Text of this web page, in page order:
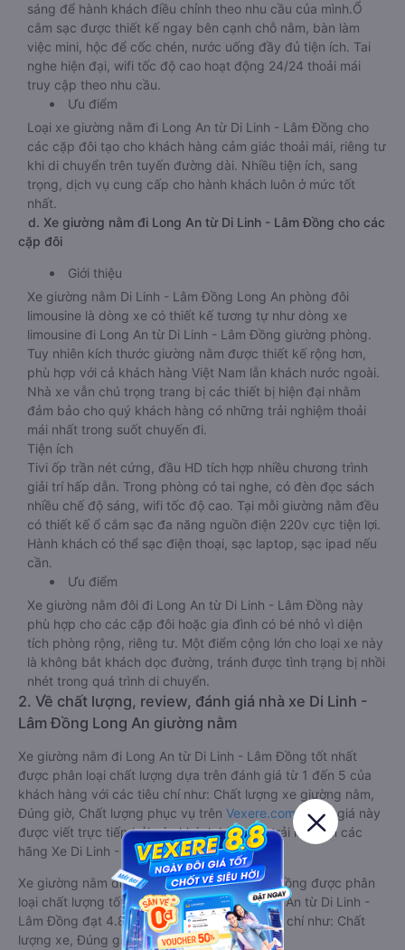
sáng để hành khách điều chỉnh theo nhu cầu của mình.Ổ
cắm sạc được thiết kế ngay bên cạnh chỗ nằm, bàn làm
việc mini, hộc để cốc chén, nước uống đầy đủ tiện ích. Tai
nghe hiện đại, wifi tốc độ cao hoạt động 24/24 thoải mái
truy cập theo nhu cầu.
Ưu điểm
Loại xe giường nằm đi Long An từ Di Linh - Lâm Đồng cho
các cặp đôi tạo cho khách hàng cảm giác thoải mái, riêng tư
khi di chuyển trên tuyến đường dài. Nhiều tiện ích, sang
trọng, dịch vụ cung cấp cho hành khách luôn ở mức tốt
nhất.
d. Xe giường nằm đi Long An từ Di Linh - Lâm Đồng cho các
cặp đôi
Giới thiệu
Xe giường nằm Di Linh - Lâm Đồng Long An phòng đôi
limousine là dòng xe có thiết kế tương tự như dòng xe
limousine đi Long An từ Di Linh - Lâm Đồng giường phòng.
Tuy nhiên kích thước giường nằm được thiết kế rộng hơn,
phù hợp với cả khách hàng Việt Nam lẫn khách nước ngoài.
Nhà xe vẫn chú trọng trang bị các thiết bị hiện đại nhằm
đảm bảo cho quý khách hàng có những trải nghiệm thoải
mái nhất trong suốt chuyến đi.
Tiện ích
Tivi ốp trần nét cứng, đầu HD tích hợp nhiều chương trình
giải trí hấp dẫn. Trong phòng có tai nghe, có đèn đọc sách
nhiều chế độ sáng, wifi tốc độ cao. Tại mỗi giường nằm đều
có thiết kế ổ cắm sạc đa năng nguồn điện 220v cực tiện lợi.
Hành khách có thể sạc điện thoại, sạc laptop, sạc ipad nếu
cần.
Ưu điểm
Xe giường nằm đôi đi Long An từ Di Linh - Lâm Đồng này
phù hợp cho các cặp đôi hoặc gia đình có bé nhỏ vì diện
tích phòng rộng, riêng tư. Một điểm cộng lớn cho loại xe này
là không bắt khách dọc đường, tránh được tình trạng bị nhồi
nhét trong quá trình di chuyển.
2. Về chất lượng, review, đánh giá nhà xe Di Linh -
Lâm Đồng Long An giường nằm
Xe giường nằm đi Long An từ Di Linh - Lâm Đồng tốt nhất
được phân loại chất lượng dựa trên đánh giá từ 1 đến 5 của
khách hàng với các tiêu chí như: Chất lượng xe giường nằm,
Đúng giờ, Chất lượng phục vụ trên Vexere.com. Đánh giá này
được viết trực tiếp bởi các khách hàng đã trải nghiệm các
hãng Xe Di Linh - Lâm Đồng đi Long An.
Xe giường nằm đi Long An từ Di Linh - Lâm Đồng được phân
loại chất lượng tốt nhất là xe Tư Tiến đi Long An từ Di Linh -
Lâm Đồng đạt 4.8 / 5 điểm dựa trên các tiêu chí như: Chất
lượng xe, Đúng giờ, Chất lượng phục vụ.